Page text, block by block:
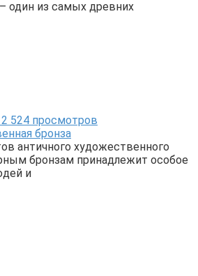
один из самых древних
2 524 просмотров
бронза
античного художественного
бронзам принадлежит особое
и